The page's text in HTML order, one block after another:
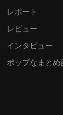
レポート
レビュー
インタビュー
ポップなまとめ